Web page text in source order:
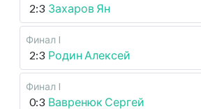
2:3 Захаров Ян
Финал I
2:3 Родин Алексей
Финал I
0:3 Вавренюк Сергей